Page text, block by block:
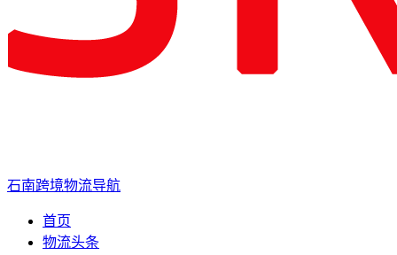
石南跨境物流导航
首页
物流头条